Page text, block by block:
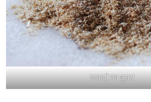
लकड़ी का बुरादा